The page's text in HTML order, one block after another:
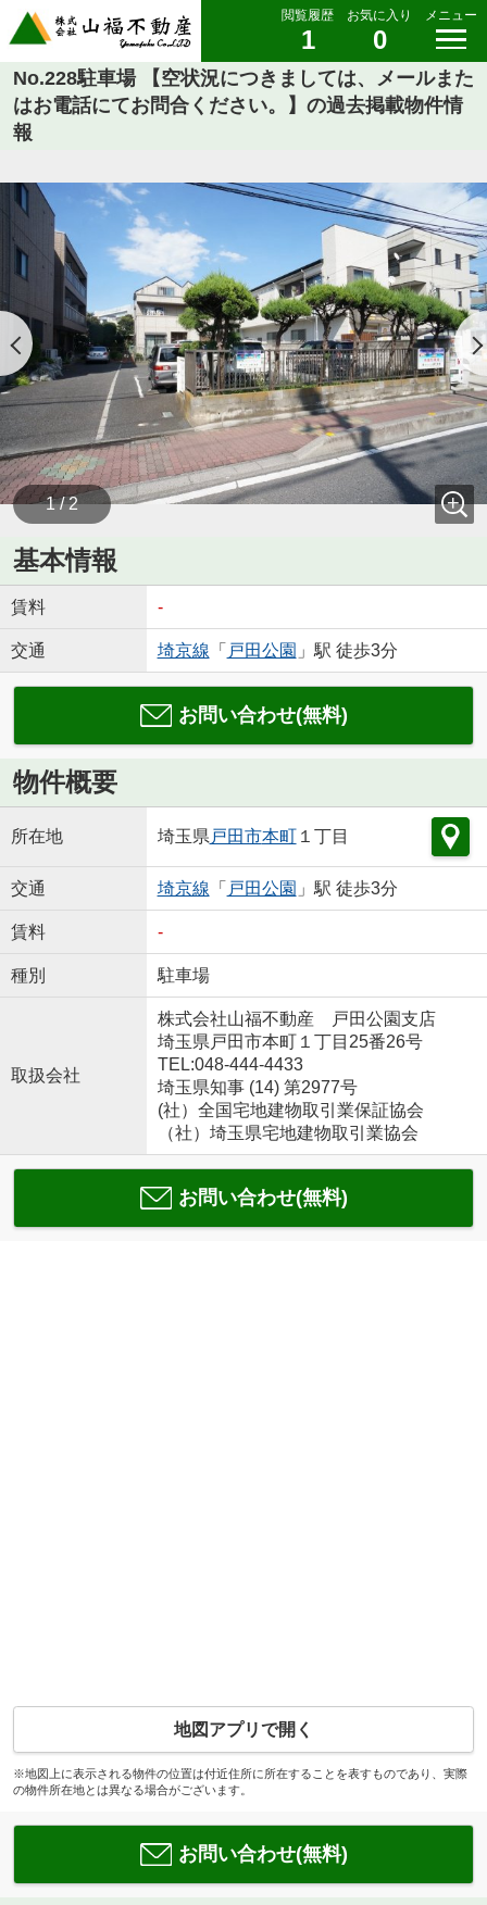
閲覧履歴
1
お気に入り
0
メニュー
No.228駐車場 【空状況につきましては、メールまた
はお電話にてお問合ください。】の過去掲載物件情
報
1 / 2
基本情報
賃料 -
交通 埼京線 「 戸田公園 」駅 徒歩3分
お問い合わせ(無料)
物件概要
所在地 埼玉県戸田市本町１丁目
交通 埼京線 「 戸田公園 」駅 徒歩3分
賃料 -
種別 駐車場
取扱会社
株式会社山福不動産 戸田公園支店
埼玉県戸田市本町１丁目25番26号
TEL:048-444-4433
埼玉県知事 (14) 第2977号
(社）全国宅地建物取引業保証協会
（社）埼玉県宅地建物取引業協会
お問い合わせ(無料)
地図アプリで開く
※地図上に表示される物件の位置は付近住所に所在することを表すものであり、実際
の物件所在地とは異なる場合がございます。
お問い合わせ(無料)